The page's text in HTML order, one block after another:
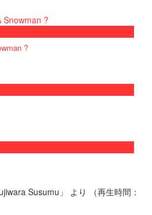
?
Susumu」 より （再生時間：